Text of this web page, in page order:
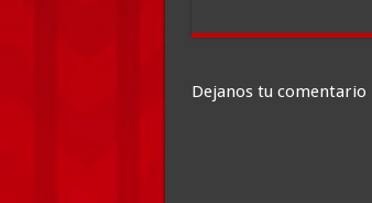
Dejanos tu comentario